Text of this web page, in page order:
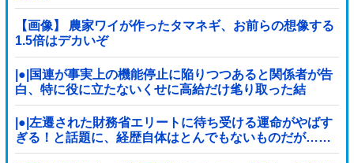
【画像】 農家ワイが作ったタマネギ、お前らの想像する
1.5倍はデカいぞ
|●|国連が事実上の機能停止に陥りつつあると関係者が告
白、特に役に立たないくせに高給だけ毟り取った結
果……
|●|左遷された財務省エリートに待ち受ける運命がやばす
ぎる！と話題に、経歴自体はとんでもないものだが……